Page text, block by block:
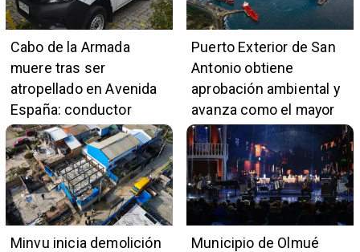
Cabo de la Armada
muere tras ser
atropellado en Avenida
España: conductor
también pertenece a la
institución naval
Puerto Exterior de San
Antonio obtiene
aprobación ambiental y
avanza como el mayor
proyecto portuario del
país
Minvu inicia demolición
Municipio de Olmué